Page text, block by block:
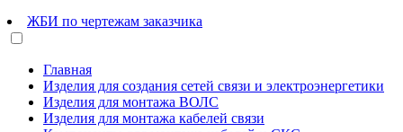
ЖБИ по чертежам заказчика
Главная
Изделия для создания сетей связи и электроэнергетики
Изделия для монтажа ВОЛС
Изделия для монтажа кабелей связи